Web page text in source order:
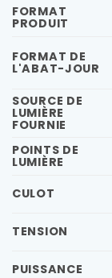
FORMAT
PRODUIT
FORMAT DE
L'ABAT-JOUR
SOURCE DE
LUMIÈRE
FOURNIE
POINTS DE
LUMIÈRE
CULOT
TENSION
PUISSANCE